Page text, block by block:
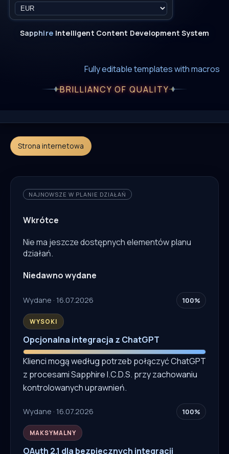
Sapphire Intelligent Content Development System
Fully customizable SQL macros support
BRILLIANCY OF QUALITY
Strona internetowa
NAJNOWSZE W PLANIE DZIAŁAŃ
Wkrótce
Nie ma jeszcze dostępnych elementów planu
działań.
Niedawno wydane
Wydane · 16.07.2026 100%
WYSOKI
Opcjonalna integracja z ChatGPT
Klienci mogą według potrzeb połączyć ChatGPT
z procesami Sapphire I.C.D.S. przy zachowaniu
kontrolowanych uprawnień.
Wydane · 16.07.2026 100%
MAKSYMALNY
OAuth 2.1 dla bezpiecznych integracji